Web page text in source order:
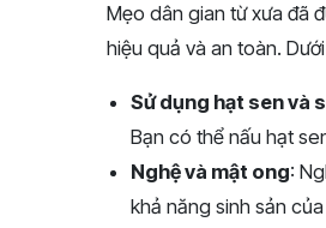
Mẹo dân gian từ xưa đã
hiệu quả và an toàn.
Sử dụng hạt sen và
Bạn có thể nấu hạt
Nghệ và mật ong:
khả năng sinh sản